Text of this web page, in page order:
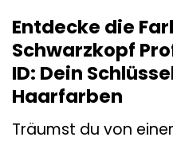
Entdecke die
Schwarzkopf
ID: Dein
Haarfarben
Träumst du von einer